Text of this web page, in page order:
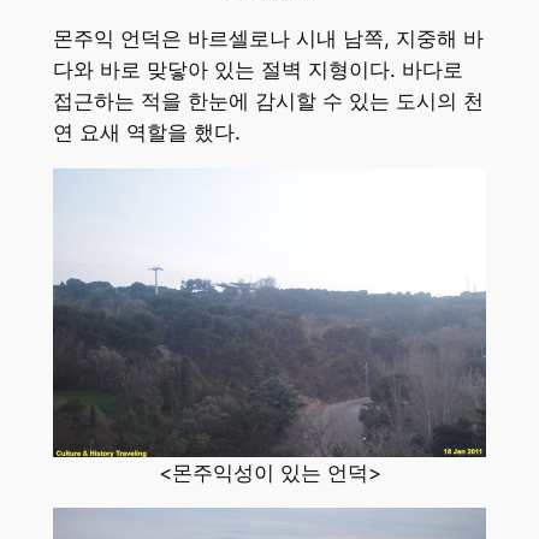
몬주익 언덕은 바르셀로나 시내 남쪽, 지중해 바
다와 바로 맞닿아 있는 절벽 지형이다. 바다로
접근하는 적을 한눈에 감시할 수 있는 도시의 천
연 요새 역할을 했다.
<몬주익성이 있는 언덕>